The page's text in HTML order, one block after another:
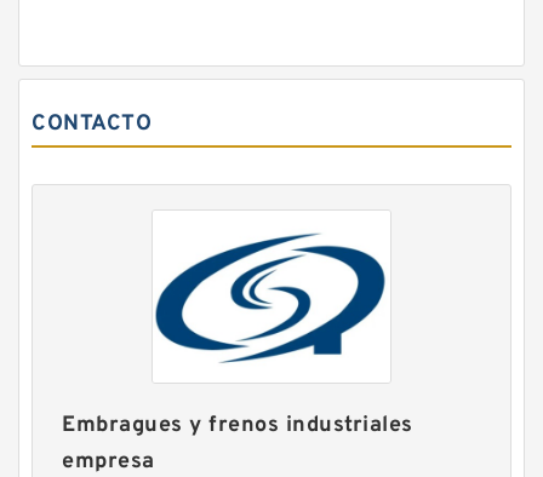
CONTACTO
Embragues y frenos industriales
empresa